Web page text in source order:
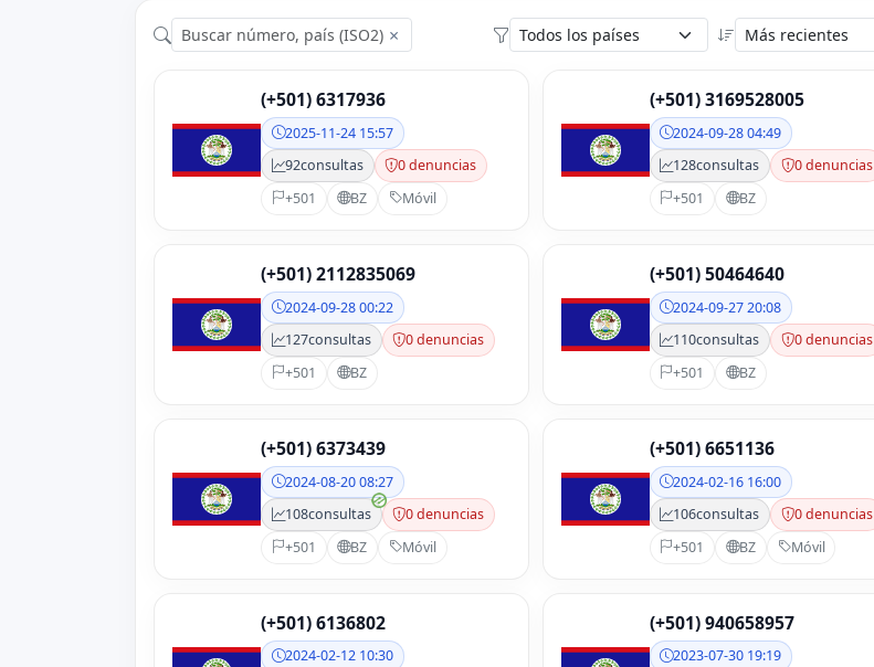
×
(+501) 6317936
2025-11-24 15:57
92consultas
0 denuncias
+501
BZ Móvil
(+501) 3169528005
2024-09-28 04:49
128consultas
0 denuncias
+501
BZ
(+501) 2112835069
2024-09-28 00:22
127consultas
0 denuncias
+501
BZ
(+501) 50464640
2024-09-27 20:08
110consultas
0 denuncias
+501
BZ
(+501) 6373439
2024-08-20 08:27
108consultas
0 denuncias
+501
BZ Móvil
(+501) 6651136
2024-02-16 16:00
106consultas
0 denuncias
+501
BZ Móvil
(+501) 6136802
2024-02-12 10:30
(+501) 940658957
2023-07-30 19:19